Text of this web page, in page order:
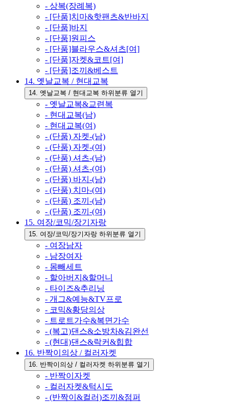
- 상복(장례복)
- [단품]치마&핫팬츠&반바지
- [단품]바지
- [단품]원피스
- [단품]블라우스&셔츠[여]
- [단품]자켓&코트[여]
- [단품]조끼&베스트
14. 옛날교복 / 현대교복
14. 옛날교복 / 현대교복 하위분류 열기
- 옛날교복&교련복
- 현대교복(남)
- 현대교복(여)
- (단품) 자켓-(남)
- (단품) 자켓-(여)
- (단품) 셔츠-(남)
- (단품) 셔츠-(여)
- (단품) 바지-(남)
- (단품) 치마-(여)
- (단품) 조끼-(남)
- (단품) 조끼-(여)
15. 여장/코믹/장기자랑
15. 여장/코믹/장기자랑 하위분류 열기
- 여장남자
- 남장여자
- 몸빼세트
- 할아버지&할머니
- 타이즈&추리닝
- 개그&예능&TV프로
- 코믹&황당의상
- 트로트가수&복면가수
- (복고)댄스&소방차&김완선
- (현대)댄스&락커&힙합
16. 반짝이의상 / 컬러자켓
16. 반짝이의상 / 컬러자켓 하위분류 열기
- 반짝이자켓
- 컬러자켓&턱시도
- (반짝이&컬러)조끼&점퍼